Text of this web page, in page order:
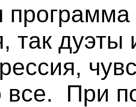
так
все. При